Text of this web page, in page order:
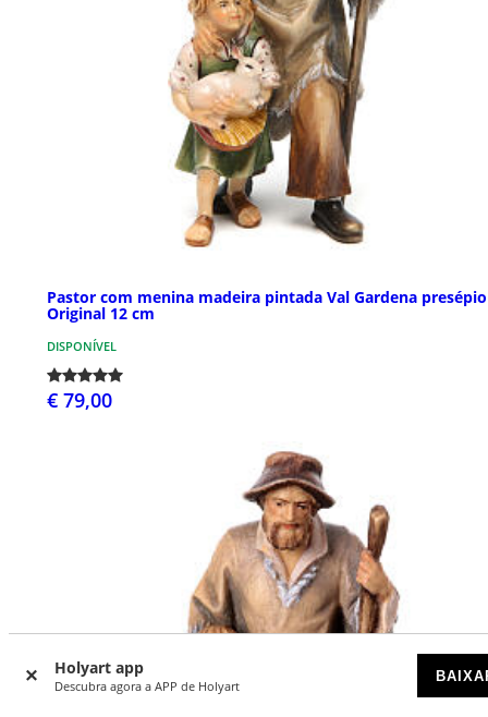
Holyart app
Descubra agora a APP de Holyart
Pastor com menina madeira pintada Val Gardena presépio
Original 12 cm
DISPONÍVEL
€ 79,00